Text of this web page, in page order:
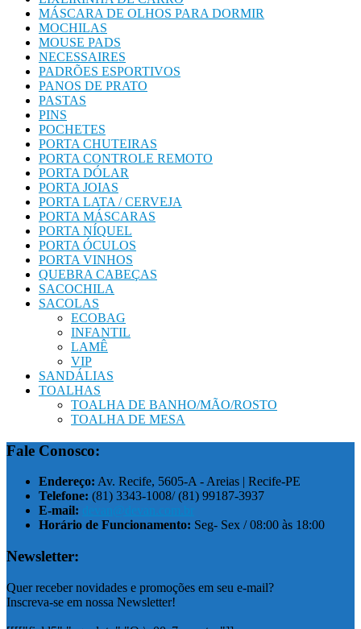
MÁSCARA DE OLHOS PARA DORMIR
MOCHILAS
MOUSE PADS
NECESSAIRES
PADRÕES ESPORTIVOS
PANOS DE PRATO
PASTAS
PINS
POCHETES
PORTA CHUTEIRAS
PORTA CONTROLE REMOTO
PORTA DÓLAR
PORTA JOIAS
PORTA LATA / CERVEJA
PORTA MÁSCARAS
PORTA NÍQUEL
PORTA ÓCULOS
PORTA VINHOS
QUEBRA CABEÇAS
SACOCHILA
SACOLAS
ECOBAG
INFANTIL
LAMÊ
VIP
SANDÁLIAS
TOALHAS
TOALHA DE BANHO/MÃO/ROSTO
TOALHA DE MESA
Fale Conosco:
Endereço: Av. Recife, 5605-A - Areias | Recife-PE
Telefone: (81) 3343-1008/ (81) 99187-3937
E-mail: devan@devan.com.br
Horário de Funcionamento: Seg- Sex / 08:00 às 18:00
Newsletter:
Quer receber novidades e promoções em seu e-mail?
Inscreva-se em nossa Newsletter!